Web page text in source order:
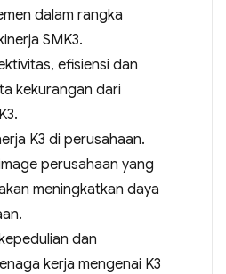
dalam rangka
SMK3.
efisiensi dan
kekurangan dari
K3 di perusahaan.
perusahaan yang
meningkatkan daya
dan
kerja mengenai K3